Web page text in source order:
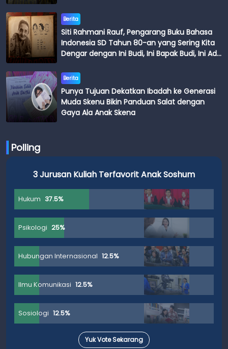
Berita
Siti Rahmani Rauf, Pengarang Buku Bahasa
Indonesia SD Tahun 80-an yang Sering Kita
Dengar dengan Ini Budi, Ini Bapak Budi, Ini Adik
Berita
Punya Tujuan Dekatkan Ibadah ke Generasi
Muda Skenu Bikin Panduan Salat dengan
Gaya Ala Anak Skena
Polling
3 Jurusan Kuliah Terfavorit Anak Soshum
Hukum 37.5%
Psikologi 25%
Hubungan Internasional 12.5%
Ilmu Komunikasi 12.5%
Sosiologi 12.5%
Yuk Vote Sekarang